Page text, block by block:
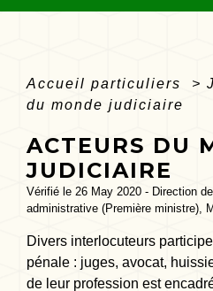
Accueil particuliers >
du monde judiciaire
ACTEURS DU
JUDICIAIRE
Vérifié le 26 May 2020 - Direction
administrative (Première ministre),
Divers interlocuteurs
pénale : juges, avocat,
de leur profession est